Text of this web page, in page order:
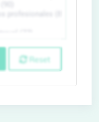
Reset